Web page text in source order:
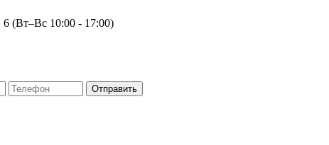
6 (Вт–Вс 10:00 - 17:00)